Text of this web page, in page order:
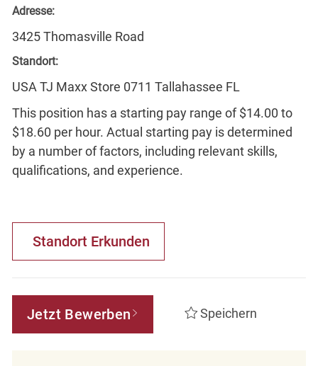
Adresse:
3425 Thomasville Road
Standort:
USA TJ Maxx Store 0711 Tallahassee FL
This position has a starting pay range of $14.00 to
$18.60 per hour. Actual starting pay is determined
by a number of factors, including relevant skills,
qualifications, and experience.
Standort Erkunden
Jetzt Bewerben Speichern